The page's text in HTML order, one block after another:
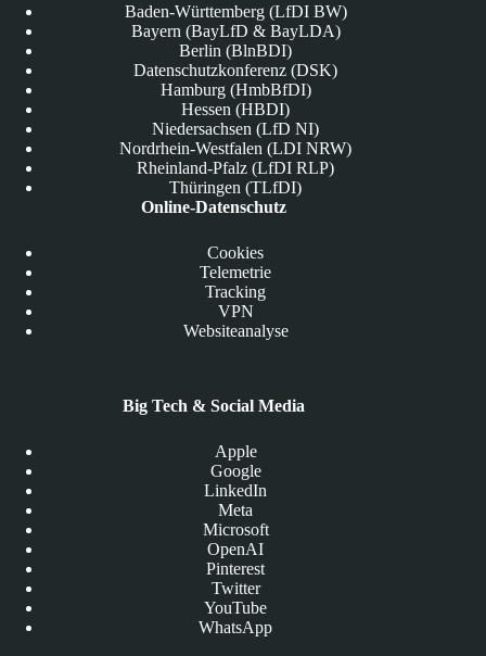
Baden-Württemberg (LfDI BW)
Bayern (BayLfD & BayLDA)
Berlin (BlnBDI)
Datenschutzkonferenz (DSK)
Hamburg (HmbBfDI)
Hessen (HBDI)
Niedersachsen (LfD NI)
Nordrhein-Westfalen (LDI NRW)
Rheinland-Pfalz (LfDI RLP)
Thüringen (TLfDI)
Online-Datenschutz
Cookies
Telemetrie
Tracking
VPN
Websiteanalyse
Big Tech & Social Media
Apple
Google
LinkedIn
Meta
Microsoft
OpenAI
Pinterest
Twitter
YouTube
WhatsApp